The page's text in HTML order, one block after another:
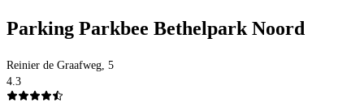
Parking Parkbee Bethelpark Noord
Reinier de Graafweg, 5
4.3